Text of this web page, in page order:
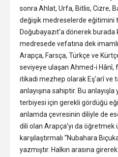
sonra Ahlat, Urfa, Bitlis, Cizre,
değişik medreselerde eğitimini
Doğubayazıt’a dönerek
medresede vefatına dek
Arapça, Farsça, Türkçe ve
seviyeye ulaşan Ahmed-i Hânî,
itikadi mezhep olarak Eş’arî ve
anlayışına sahiptir. Bu
terbiyesi için gerekli gördüğü
anlamda çevresinin diliyle de
dili olan Arapça’yı da
karşılaştırmalı “Nubahara
yazmıştır. Halkın arasına